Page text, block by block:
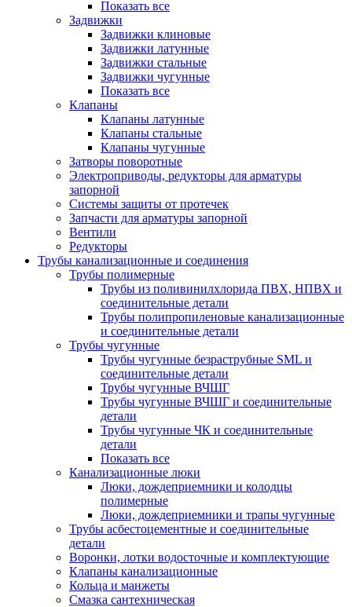
Показать все
Задвижки
Задвижки клиновые
Задвижки латунные
Задвижки стальные
Задвижки чугунные
Показать все
Клапаны
Клапаны латунные
Клапаны стальные
Клапаны чугунные
Затворы поворотные
Электроприводы, редукторы для арматуры
запорной
Системы защиты от протечек
Запчасти для арматуры запорной
Вентили
Редукторы
Трубы канализационные и соединения
Трубы полимерные
Трубы из поливинилхлорида ПВХ, НПВХ и
соединительные детали
Трубы полипропиленовые канализационные
и соединительные детали
Трубы чугунные
Трубы чугунные безраструбные SML и
соединительные детали
Трубы чугунные ВЧШГ
Трубы чугунные ВЧШГ и соединительные
детали
Трубы чугунные ЧК и соединительные
детали
Показать все
Канализационные люки
Люки, дождеприемники и колодцы
полимерные
Люки, дождеприемники и трапы чугунные
Трубы асбестоцементные и соединительные
детали
Воронки, лотки водосточные и комплектующие
Клапаны канализационные
Кольца и манжеты
Смазка сантехническая